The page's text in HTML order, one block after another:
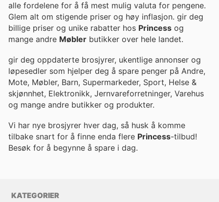
alle fordelene for å få mest mulig valuta for pengene.
Glem alt om stigende priser og høy inflasjon. gir deg
billige priser og unike rabatter hos Princess og
mange andre Møbler butikker over hele landet.
gir deg oppdaterte brosjyrer, ukentlige annonser og
løpesedler som hjelper deg å spare penger på Andre,
Mote, Møbler, Barn, Supermarkeder, Sport, Helse &
skjønnhet, Elektronikk, Jernvareforretninger, Varehus
og mange andre butikker og produkter.
Vi har nye brosjyrer hver dag, så husk å komme
tilbake snart for å finne enda flere Princess-tilbud!
Besøk for å begynne å spare i dag.
KATEGORIER